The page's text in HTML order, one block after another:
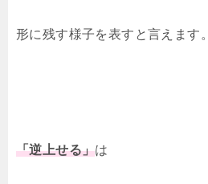
形に残す様子を表すと言えます。
「逆上せる」は